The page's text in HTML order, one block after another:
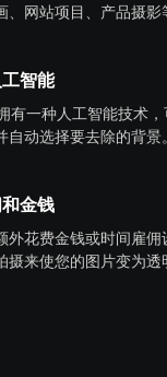
、网站项目、产品摄影
智能
有一种人工智能技术
自动选择要去除的背景。
金钱
外花费金钱或时间雇佣
摄来使您的图片变为透